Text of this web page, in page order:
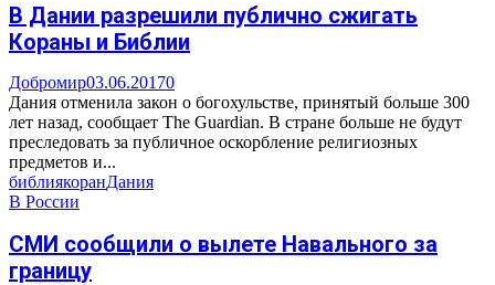
В Дании разрешили публично сжигать
Кораны и Библии
Добромир03.06.20170
Дания отменила закон о богохульстве, принятый больше 300
лет назад, сообщает The Guardian. В стране больше не будут
преследовать за публичное оскорбление религиозных
предметов и...
библиякоранДания
В России
СМИ сообщили о вылете Навального за
границу